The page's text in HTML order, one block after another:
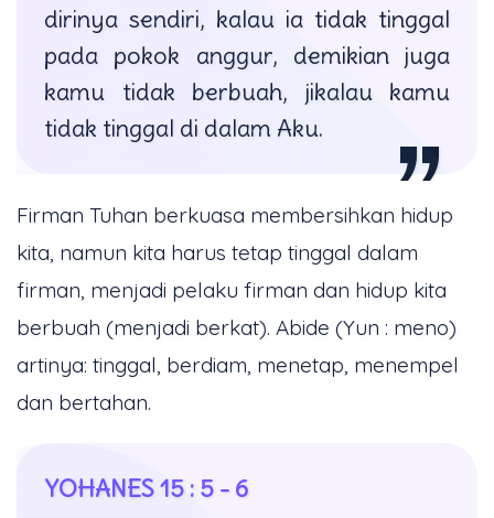
dirinya sendiri, kalau ia tidak tinggal
pada pokok anggur, demikian juga
kamu tidak berbuah, jikalau kamu
tidak tinggal di dalam Aku.
Firman Tuhan berkuasa membersihkan hidup
kita, namun kita harus tetap tinggal dalam
firman, menjadi pelaku firman dan hidup kita
berbuah (menjadi berkat). Abide (Yun : meno)
artinya: tinggal, berdiam, menetap, menempel
dan bertahan.
YOHANES 15 : 5 - 6